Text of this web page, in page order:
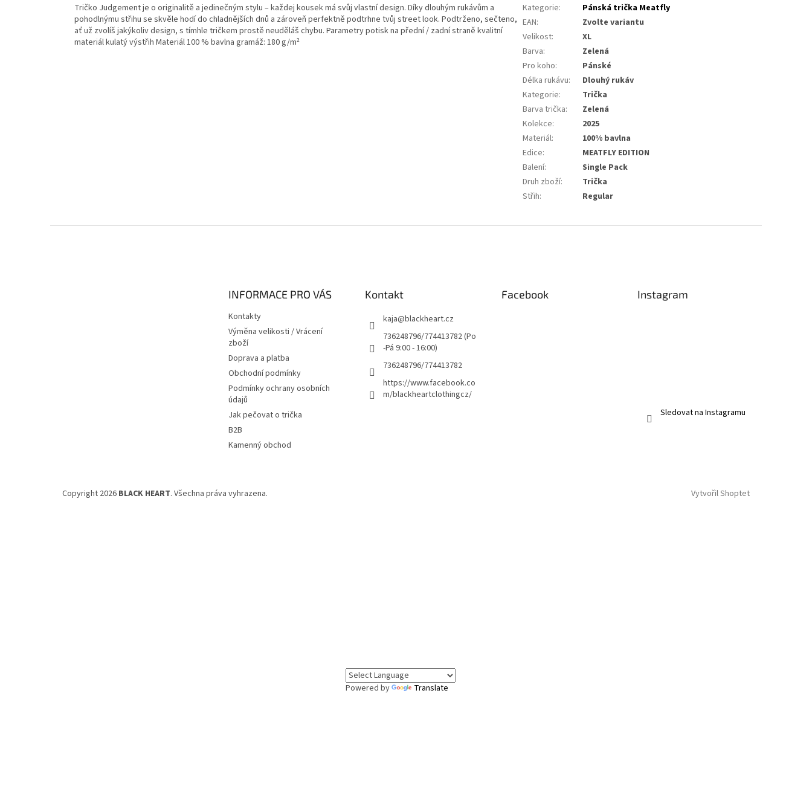
Tričko Judgement je o originalitě a jedinečným stylu – každej kousek má svůj vlastní design. Díky dlouhým rukávům a
pohodlnýmu střihu se skvěle hodí do chladnějších dnů a zároveň perfektně podtrhne tvůj street look. Podtrženo, sečteno,
ať už zvolíš jakýkoliv design, s tímhle tričkem prostě neuděláš chybu. Parametry potisk na přední / zadní straně kvalitní
materiál kulatý výstřih Materiál 100 % bavlna gramáž: 180 g/m²
Kategorie:
Pánská trička Meatfly
EAN:
Zvolte variantu
Velikost:
XL
Barva:
Zelená
Pro koho:
Pánské
Délka rukávu:
Dlouhý rukáv
Kategorie:
Trička
Barva trička:
Zelená
Kolekce:
2025
Materiál:
100% bavlna
Edice:
MEATFLY EDITION
Balení:
Single Pack
Druh zboží:
Trička
Střih: Regular
INFORMACE PRO VÁS
Kontakty
Výměna velikosti / Vrácení
zboží
Doprava a platba
Obchodní podmínky
Podmínky ochrany osobních
údajů
Jak pečovat o trička
B2B
Kamenný obchod
Kontakt
kaja@blackheart.cz
736248796/774413782 (Po
-Pá 9:00 - 16:00)
736248796/774413782
https://www.facebook.co
m/blackheartclothingcz/
Facebook Instagram
Sledovat na Instagramu
Vytvořil Shoptet
Copyright 2026 BLACK HEART. Všechna práva vyhrazena.
Powered by Translate